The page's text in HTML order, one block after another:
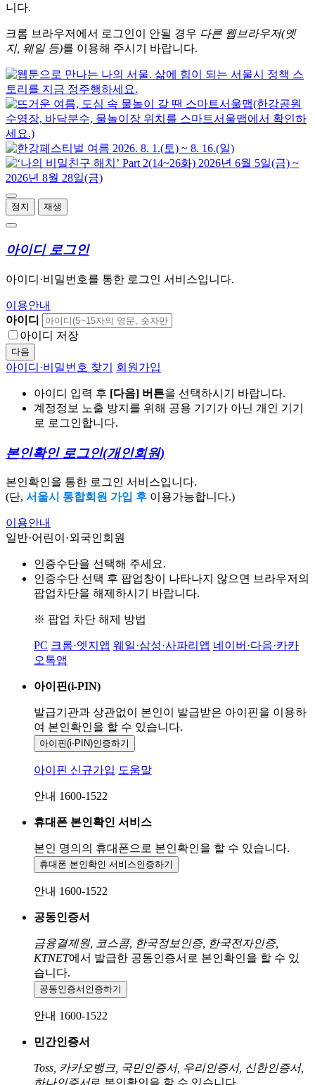
니다.
크롬 브라우저에서 로그인이 안될 경우 다른 웹브라우저(엣
지, 웨일 등)를 이용해 주시기 바랍니다.
정지 재생
아이디 로그인
아이디·비밀번호를 통한 로그인 서비스입니다.
이용안내
아이디
아이디 저장
다음
아이디·비밀번호 찾기 회원가입
아이디 입력 후 [다음] 버튼을 선택하시기 바랍니다.
계정정보 노출 방지를 위해 공용 기기가 아닌 개인 기기
로 로그인합니다.
본인확인 로그인(개인회원)
본인확인을 통한 로그인 서비스입니다.
(단, 서울시 통합회원 가입 후 이용가능합니다.)
이용안내
일반·어린이·외국인회원
인증수단을 선택해 주세요.
인증수단 선택 후 팝업창이 나타나지 않으면 브라우저의
팝업차단을 해제하시기 바랍니다.
※ 팝업 차단 해제 방법
PC 크롬·엣지앱 웨일·삼성·사파리앱 네이버·다음·카카
오톡앱
아이핀(i-PIN)
발급기관과 상관없이 본인이 발급받은 아이핀을 이용하
여 본인확인을 할 수 있습니다.
아이핀(i-PIN)인증하기
아이핀 신규가입 도움말
안내 1600-1522
휴대폰 본인확인 서비스
본인 명의의 휴대폰으로 본인확인을 할 수 있습니다.
휴대폰 본인확인 서비스인증하기
안내 1600-1522
공동인증서
금융결제원, 코스콤, 한국정보인증, 한국전자인증,
KTNET에서 발급한 공동인증서로 본인확인을 할 수 있
습니다.
공동인증서 인증하기
안내 1600-1522
민간인증서
Toss, 카카오뱅크, 국민인증서, 우리인증서, 신한인증서,